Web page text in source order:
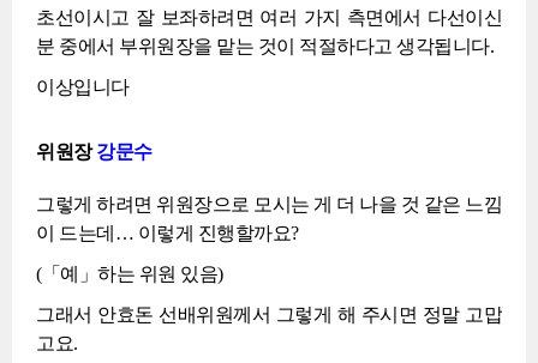
초선이시고 잘 보좌하려면 여러 가지 측면에서 다선이신
분 중에서 부위원장을 맡는 것이 적절하다고 생각됩니다.
이상입니다
위원장강문수
그렇게 하려면 위원장으로 모시는 게 더 나을 것 같은 느낌
이 드는데… 이렇게 진행할까요?
(「예」하는 위원 있음)
그래서 안효돈 선배위원께서 그렇게 해 주시면 정말 고맙
고요.